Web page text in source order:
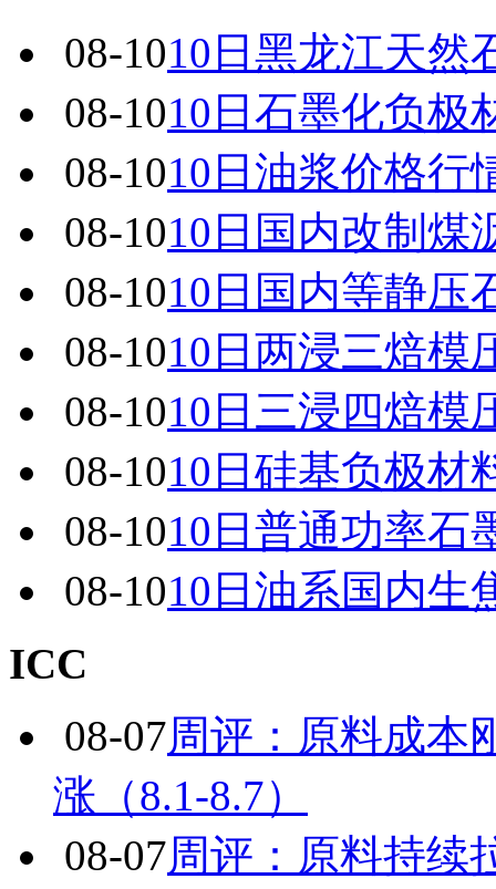
08-1010日黑龙江天然
08-1010日石墨化负极
08-1010日油浆价格行
08-1010日国内改制煤
08-1010日国内 等静压
08-1010日两浸三焙模
08-1010日三浸四焙模
08-1010日硅基负极材
08-1010日普通功率石
08-1010日油系国内生
ICC
08-07周评：原料成本
涨（8.1-8.7）
08-07周评：原料持续